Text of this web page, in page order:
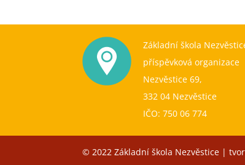
Základní škola
příspěvková organizace
Nezvěstice 69,
332 04 Nezvěstice
IČO: 750 06 774
© 2022 Základní škola Nezvěstice |